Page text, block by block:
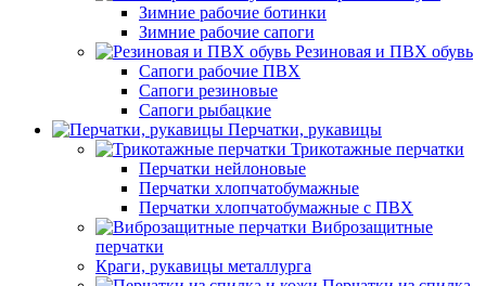
Зимние рабочие ботинки
Зимние рабочие сапоги
Резиновая и ПВХ обувь
Сапоги рабочие ПВХ
Сапоги резиновые
Сапоги рыбацкие
Перчатки, рукавицы
Трикотажные перчатки
Перчатки нейлоновые
Перчатки хлопчатобумажные
Перчатки хлопчатобумажные с ПВХ
Виброзащитные
перчатки
Краги, рукавицы металлурга